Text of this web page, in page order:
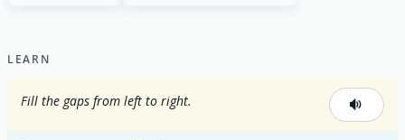
LEARN
Fill the gaps from left to right.